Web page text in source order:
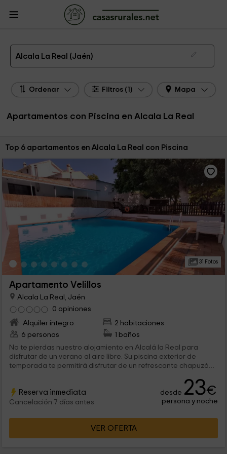
Casas Rurales
Apartamentos Jaén
Apartamentos Alcala La Real
Los 6 MEJORES Apartamentos con Piscina en Alcala La Real de alquiler de 2026
Alcala La Real (Jaén)
Ordenar Filtros (1) Mapa
Apartamentos con Piscina en Alcala La Real
Ordenar por:
Top 6 apartamentos en Alcala La Real con Piscina
31 Fotos
Apartamento Velillos
Alcala La Real, Jaén
0 opiniones
Alquiler íntegro
2 habitaciones
6 personas
1 baños
No te pierdas nuestro alojamiento en Alcalá la Real para
disfrutar de un verano al aire libre. Su piscina exterior de
temporada te permitirá disfrutar de un refrescante chapuzón
para sombrillas disonible, escoge la franja del día que
prefieras y comparte junto con el resto de huéspedes una
amplia piscina al aire libre.
Reserva inmediata
Cancelación 7 días antes
desde 23€
persona y noche
VER OFERTA